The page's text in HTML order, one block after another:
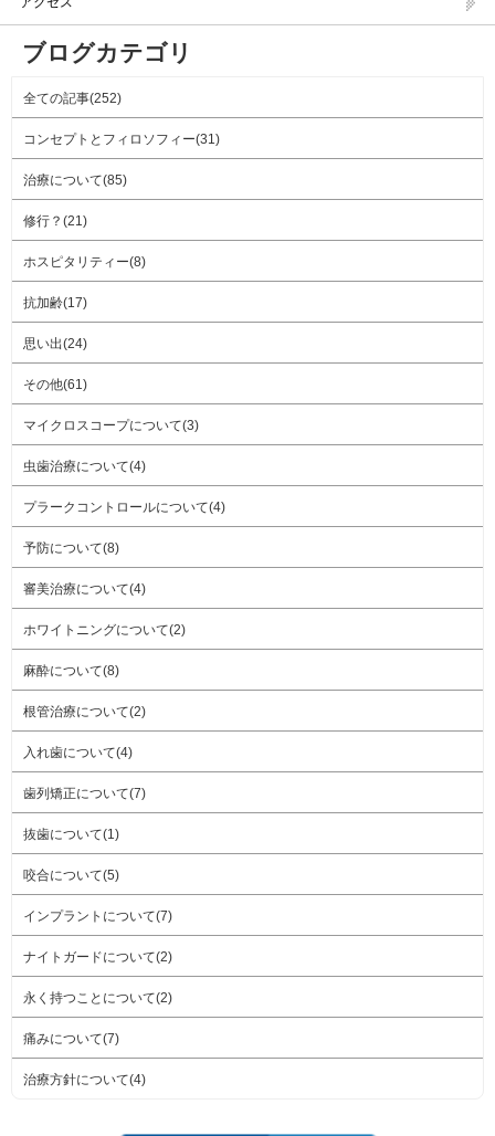
ブログカテゴリ
全ての記事(252)
コンセプトとフィロソフィー(31)
治療について(85)
修行？(21)
ホスピタリティー(8)
抗加齢(17)
思い出(24)
その他(61)
マイクロスコープについて(3)
虫歯治療について(4)
プラークコントロールについて(4)
予防について(8)
審美治療について(4)
ホワイトニングについて(2)
麻酔について(8)
根管治療について(2)
入れ歯について(4)
歯列矯正について(7)
抜歯について(1)
咬合について(5)
インプラントについて(7)
ナイトガードについて(2)
永く持つことについて(2)
痛みについて(7)
治療方針について(4)